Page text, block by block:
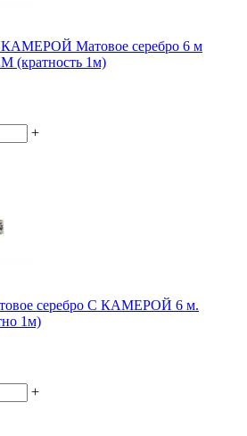
КАМЕРОЙ Матовое серебро 6 м
(кратность 1м)
+
серебро С КАМЕРОЙ 6 м.
1м)
+